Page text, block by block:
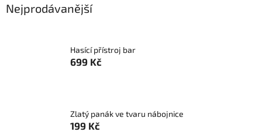
Nejprodávanější
Hasící přístroj bar
699 Kč
Zlatý panák ve tvaru nábojnice
199 Kč